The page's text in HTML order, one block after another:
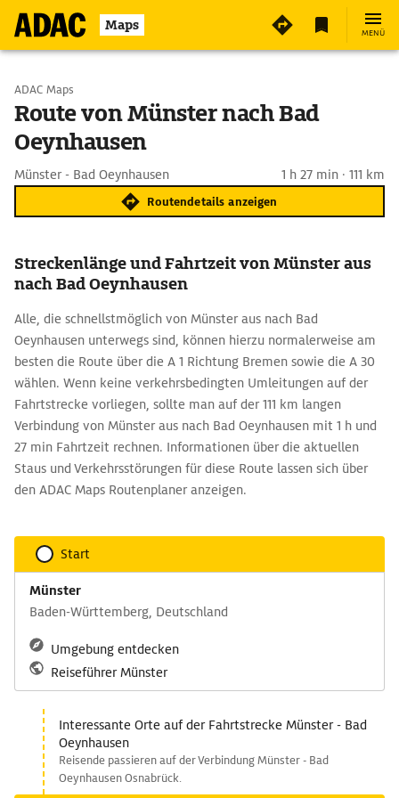
Maps MENÜ
Start wählen
Ziel eingeben
ADAC Maps
Route von Münster nach Bad
Oeynhausen
Münster - Bad Oeynhausen 1 h 27 min · 111 km
Routendetails anzeigen
Streckenlänge und Fahrtzeit von Münster aus
nach Bad Oeynhausen
Alle, die schnellstmöglich von Münster aus nach Bad
Oeynhausen unterwegs sind, können hierzu normalerweise am
besten die Route über die A 1 Richtung Bremen sowie die A 30
wählen. Wenn keine verkehrsbedingten Umleitungen auf der
Fahrtstrecke vorliegen, sollte man auf der 111 km langen
Verbindung von Münster aus nach Bad Oeynhausen mit 1 h und
27 min Fahrtzeit rechnen. Informationen über die aktuellen
Staus und Verkehrsstörungen für diese Route lassen sich über
den ADAC Maps Routenplaner anzeigen.
Start
Münster
Baden-Württemberg, Deutschland
Umgebung entdecken
Reiseführer Münster
Interessante Orte auf der Fahrtstrecke Münster - Bad
Oeynhausen
Reisende passieren auf der Verbindung Münster - Bad
Oeynhausen Osnabrück.